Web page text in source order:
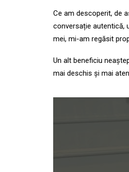
Ce am descoperit, de
conversație autentică,
mei, mi-am regăsit
Un alt beneficiu
mai deschis și mai